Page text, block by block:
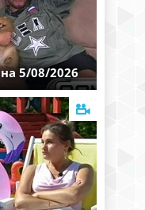
5/08/2026